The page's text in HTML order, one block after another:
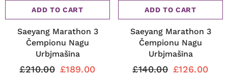
ADD TO CART
Saeyang Marathon 3
Čempionu Nagu
Urbjmašīna
£210.00 £189.00
ADD TO CART
Saeyang Marathon 3
Čempionu Nagu
Urbjmašīna
£140.00 £126.00